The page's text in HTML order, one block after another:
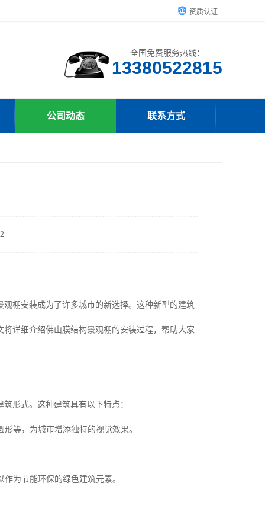
资质认证
全国免费服务热线：
13380522815
公司动态 联系方式
棚安装成为了许多城市的新选择。这种新型的建筑
详细介绍佛山膜结构景观棚的安装过程，帮助大家
形式。这种建筑具有以下特点：
等，为城市增添独特的视觉效果。
为节能环保的绿色建筑元素。